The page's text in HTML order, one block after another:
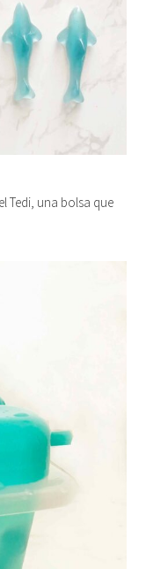
Tedi, una bolsa que